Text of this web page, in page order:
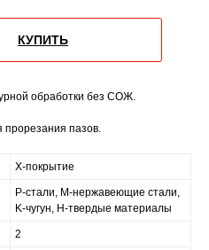
КУПИТЬ
обработки без СОЖ.
пазов.
X-покрытие
P-стали, M-нержавеющие стали,
K-чугун, H-твердые материалы
2